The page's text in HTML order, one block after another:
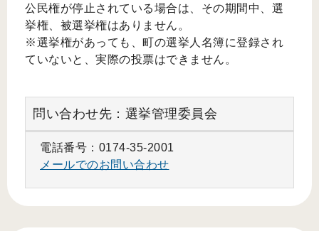
公民権が停止されている場合は、その期間中、選
挙権、被選挙権はありません。
※選挙権があっても、町の選挙人名簿に登録され
ていないと、実際の投票はできません。
問い合わせ先：選挙管理委員会
電話番号：0174-35-2001
メールでのお問い合わせ